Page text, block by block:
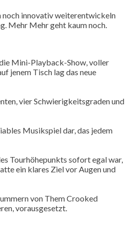
noch innovativ weiterentwickeln
Mehr Mehr geht kaum noch.
Mini-Playback-Show, voller
jenem Tisch lag das neue
vier Schwierigkeitsgraden und
Musikspiel dar, das jedem
Tourhöhepunkts sofort egal war,
ein klares Ziel vor Augen und
von Them Crooked
vorausgesetzt.